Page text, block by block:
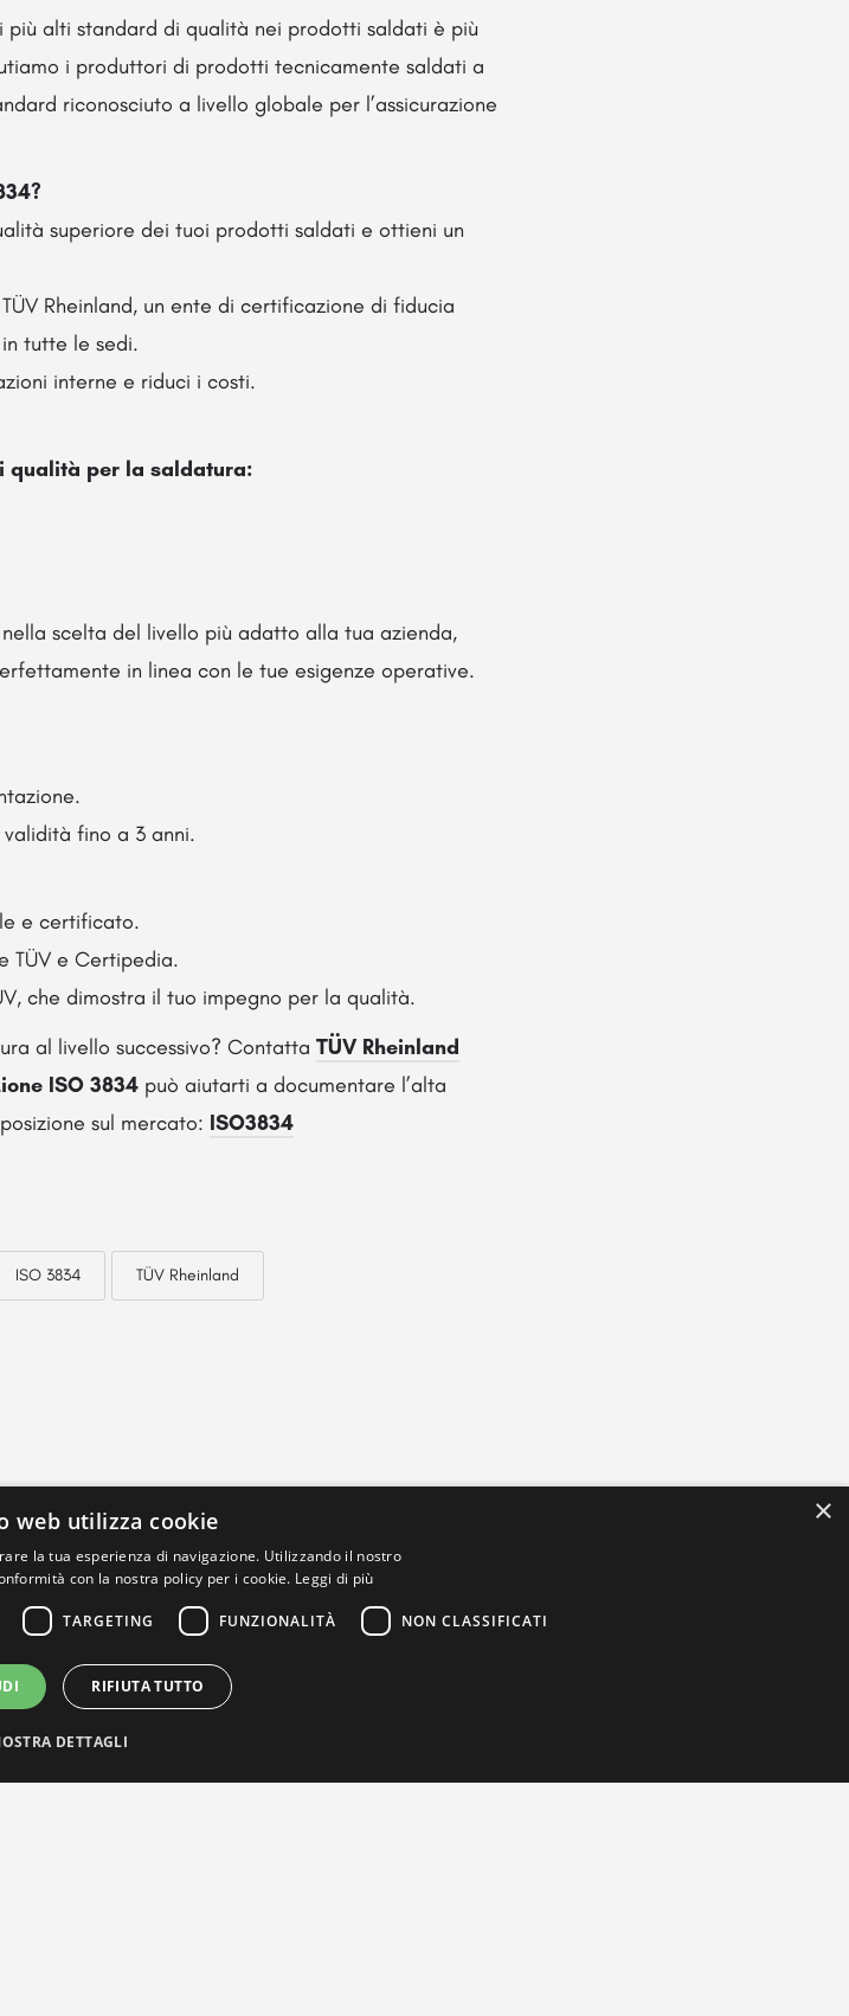
alti standard di qualità nei prodotti saldati è più
i produttori di prodotti tecnicamente saldati a
riconosciuto a livello globale per l’assicurazione
superiore dei tuoi prodotti saldati e ottieni un
Rheinland, un ente di certificazione di fiducia
tutte le sedi.
interne e riduci i costi.
qualità per la saldatura:
scelta del livello più adatto alla tua azienda,
in linea con le tue esigenze operative.
fino a 3 anni.
e certificato.
TÜV e Certipedia.
che dimostra il tuo impegno per la qualità.
al livello successivo? Contatta TÜV Rheinland
ISO 3834 può aiutarti a documentare l’alta
sul mercato: ISO3834
ISO 3834 TÜV Rheinland
×
web utilizza cookie
la tua esperienza di navigazione. Utilizzando il nostro
con la nostra policy per i cookie. Leggi di più
TARGETING FUNZIONALITÀ NON CLASSIFICATI
RIFIUTA TUTTO
DETTAGLI